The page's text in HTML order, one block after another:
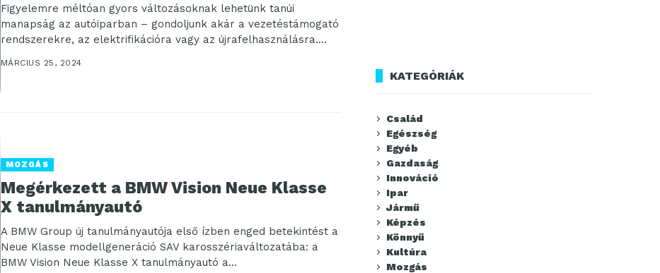
Figyelemre méltóan gyors változásoknak lehetünk tanúi
manapság az autóiparban – gondoljunk akár a vezetéstámogató
rendszerekre, az elektrifikációra vagy az újrafelhasználásra.
Átalakulnak a vásárlási...
MÁRCIUS 25, 2024
MOZGÁS
Megérkezett a BMW Vision Neue Klasse
X tanulmányautó
A BMW Group új tanulmányautója első ízben enged betekintést a
Neue Klasse modellgeneráció SAV karosszériaváltozatába: a
BMW Vision Neue Klasse X tanulmányautó a...
KATEGÓRIÁK
Család
Egészség
Egyéb
Gazdaság
Innováció
Ipar
Jármű
Képzés
Könnyű
Kultúra
Mozgás